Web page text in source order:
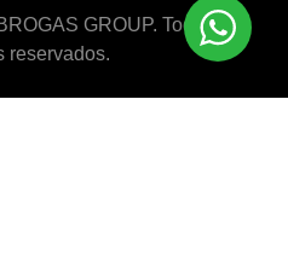
GROUP. Todos los
reservados.